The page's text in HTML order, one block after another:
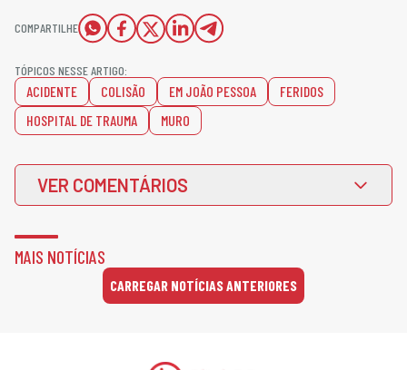
COMPARTILHE
TÓPICOS NESSE ARTIGO:
ACIDENTE COLISÃO EM JOÃO PESSOA
FERIDOS
HOSPITAL DE TRAUMA
MURO
VER COMENTÁRIOS
MAIS NOTÍCIAS
CARREGAR NOTÍCIAS ANTERIORES